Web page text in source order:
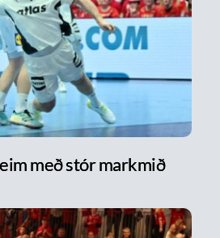
með stór markmið